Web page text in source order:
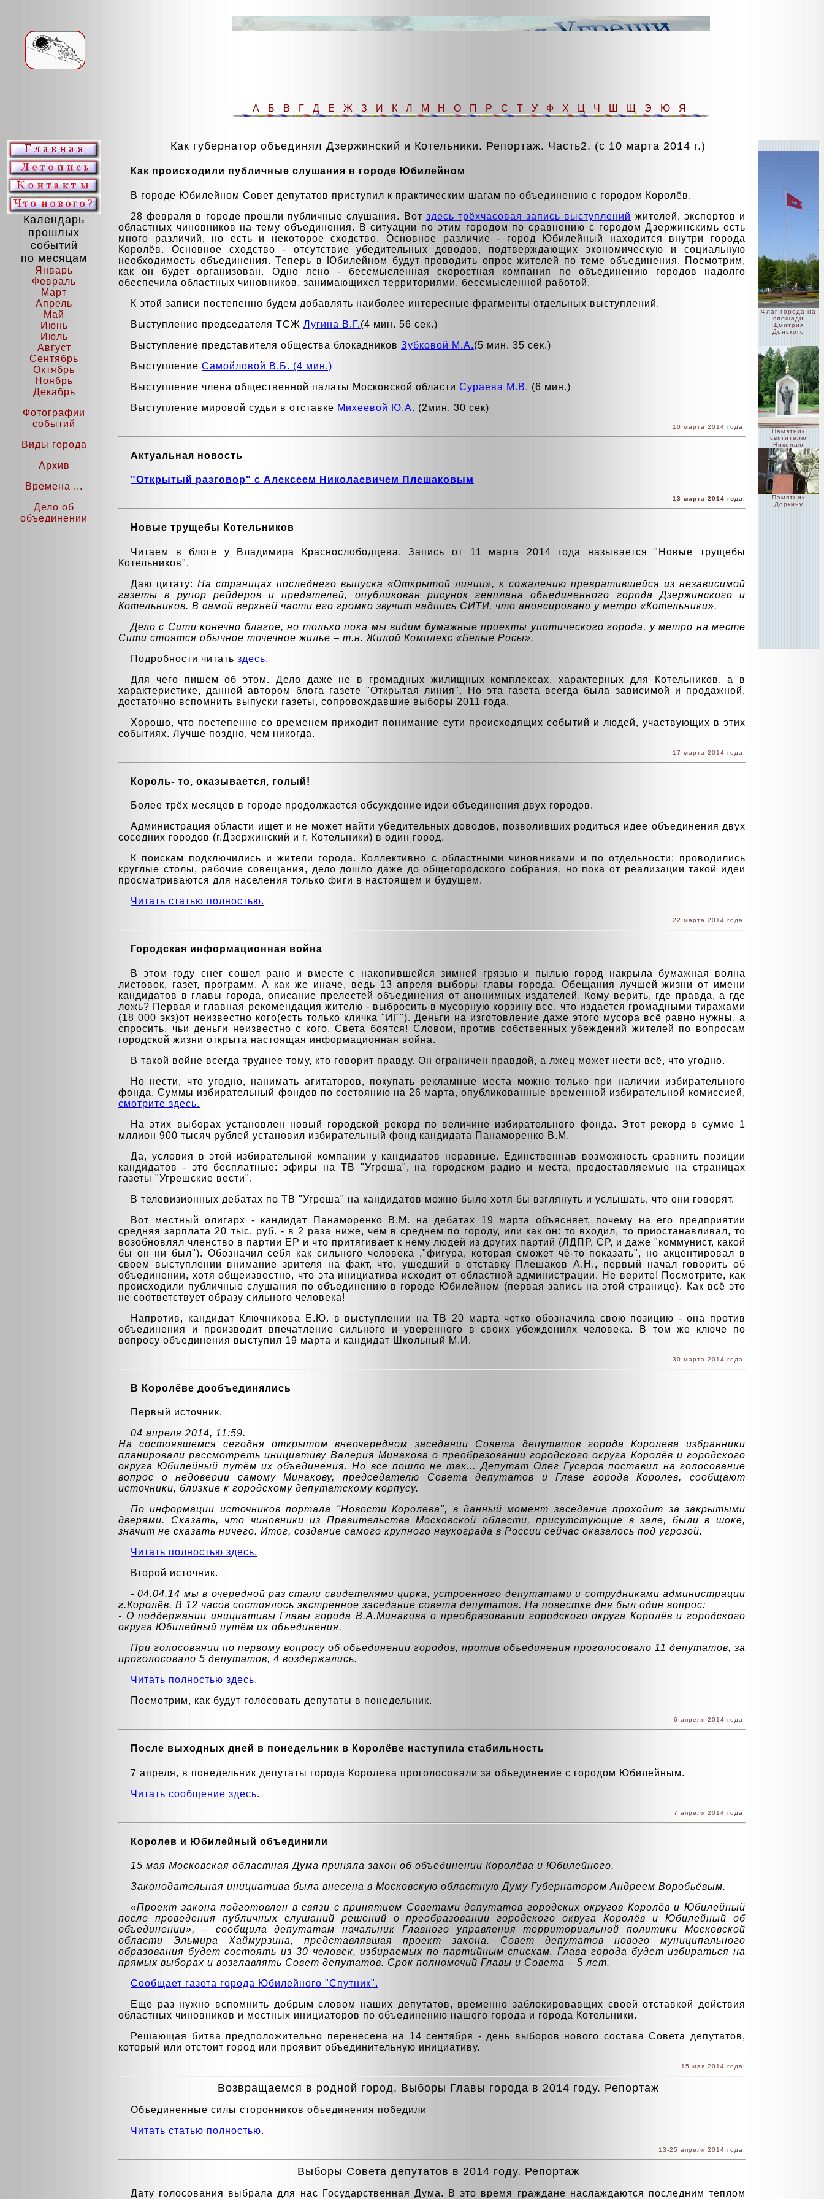
А Б В Г Д Е Ж З И К Л М Н О П Р С Т У Ф Х Ц Ч Ш Щ Э Ю Я
Календарь
прошлых
событий
по месяцам
Январь
Февраль
Март
Апрель
Май
Июнь
Июль
Август
Сентябрь
Октябрь
Ноябрь
Декабрь
Фотографии
событий
Виды города
Архив
Времена ...
Дело об
объединении
Как губернатор объединял Дзержинский и Котельники. Репортаж. Часть2. (с 10 марта 2014 г.)
Как происходили публичные слушания в городе Юбилейном
В городе Юбилейном Совет депутатов приступил к практическим шагам по объединению с городом Королёв.
28 февраля в городе прошли публичные слушания. Вот здесь трёхчасовая запись выступлений жителей, экспертов и
областных чиновников на тему объединения. В ситуации по этим городом по сравнению с городом Дзержинскимь есть
много различий, но есть и некоторое сходство. Основное различие - город Юбилейный находится внутри города
Королёв. Основное сходство - отсутствие убедительных доводов, подтверждающих экономическую и социальную
необходимость объединения. Теперь в Юбилейном будут проводить опрос жителей по теме объединения. Посмотрим,
как он будет организован. Одно ясно - бессмысленная скоростная компания по объединению городов надолго
обеспечила областных чиновников, занимающихся территориями, бессмысленной работой.
К этой записи постепенно будем добавлять наиболее интересные фрагменты отдельных выступлений.
Выступление председателя ТСЖ Лугина В.Г.(4 мин. 56 сек.)
Выступление представителя общества блокадников Зубковой М.А.(5 мин. 35 сек.)
Выступление Самойловой В.Б. (4 мин.)
Выступление члена общественной палаты Московской области Сураева М.В. (6 мин.)
Выступление мировой судьи в отставке Михеевой Ю.А. (2мин. 30 сек)
10 марта 2014 года.
Актуальная новость
"Открытый разговор" с Алексеем Николаевичем Плешаковым
13 марта 2014 года.
Новые трущебы Котельников
Читаем в блоге у Владимира Красноcлободцева. Запись от 11 марта 2014 года называется "Новые трущебы
Котельников".
Даю цитату: На страницах последнего выпуска «Открытой линии», к сожалению превратившейся из независимой
газеты в рупор рейдеров и предателей, опубликован рисунок генплана объединенного города Дзержинского и
Котельников. В самой верхней части его громко звучит надпись СИТИ, что анонсировано у метро «Котельники».
Дело с Сити конечно благое, но только пока мы видим бумажные проекты употического города, у метро на месте
Сити стоятся обычное точечное жилье – т.н. Жилой Комплекс «Белые Росы».
Подробности читать здесь.
Для чего пишем об этом. Дело даже не в громадных жилищных комплексах, характерных для Котельников, а в
характеристике, данной автором блога газете "Открытая линия". Но эта газета всегда была зависимой и продажной,
достаточно вспомнить выпуски газеты, сопровождавшие выборы 2011 года.
Хорошо, что постепенно со временем приходит понимание сути происходящих событий и людей, участвующих в этих
событиях. Лучше поздно, чем никогда.
17 марта 2014 года.
Король- то, оказывается, голый!
Более трёх месяцев в городе продолжается обсуждение идеи объединения двух городов.
Администрация области ищет и не может найти убедительных доводов, позволивших родиться идее объединения двух
соседних городов (г.Дзержинский и г. Котельники) в один город.
К поискам подключились и жители города. Коллективно с областными чиновниками и по отдельности: проводились
круглые столы, рабочие совещания, дело дошло даже до общегородского собрания, но пока от реализации такой идеи
просматриваются для населения только фиги в настоящем и будущем.
Читать статью полностью.
22 марта 2014 года.
Городская информационная война
В этом году снег сошел рано и вместе с накопившейся зимней грязью и пылью город накрыла бумажная волна
листовок, газет, программ. А как же иначе, ведь 13 апреля выборы главы города. Обещания лучшей жизни от имени
кандидатов в главы города, описание прелестей объединения от анонимных издателей. Кому верить, где правда, а где
ложь? Первая и главная рекомендация жителю - выбросить в мусорную корзину все, что издается громадными тиражами
(18 000 экз)от неизвестно кого(есть только кличка "ИГ"). Деньги на изготовление даже этого мусора всё равно нужны, а
спросить, чьи деньги неизвестно с кого. Света боятся! Словом, против собственных убеждений жителей по вопросам
городской жизни открыта настоящая информационная война.
В такой войне всегда труднее тому, кто говорит правду. Он ограничен правдой, а лжец может нести всё, что угодно.
Но нести, что угодно, нанимать агитаторов, покупать рекламные места можно только при наличии избирательного
фонда. Суммы избирательный фондов по состоянию на 26 марта, опубликованные временной избирательной комиссией,
смотрите здесь.
На этих выборах установлен новый городской рекорд по величине избирательного фонда. Этот рекорд в сумме 1
мллион 900 тысяч рублей установил избирательный фонд кандидата Панаморенко В.М.
Да, условия в этой избирательной компании у кандидатов неравные. Единственнав возможность сравнить позиции
кандидатов - это бесплатные: эфиры на ТВ "Угреша", на городском радио и места, предоставляемые на страницах
газеты "Угрешские вести".
В телевизионных дебатах по ТВ "Угреша" на кандидатов можно было хотя бы взглянуть и услышать, что они говорят.
Вот местный олигарх - кандидат Панаморенко В.М. на дебатах 19 марта объясняет, почему на его предприятии
средняя зарплата 20 тыс. руб. - в 2 раза ниже, чем в среднем по городу, или как он: то входил, то приостанавливал, то
возобновлял членство в партии ЕР и что притягивает к нему людей из других партий (ЛДПР, СР, и даже "коммунист, какой
бы он ни был"). Обозначил себя как сильного человека ,"фигура, которая сможет чё-то показать", но акцентировал в
своем выступлении внимание зрителя на факт, что, ушедший в отставку Плешаков А.Н., первый начал говорить об
объединении, хотя общеизвестно, что эта инициатива исходит от областной администрации. Не верите! Посмотрите, как
происходили публичные слушания по объединению в городе Юбилейном (первая запись на этой странице). Как всё это
не соответствует образу сильного человека!
Напротив, кандидат Ключникова Е.Ю. в выступлении на ТВ 20 марта четко обозначила свою позицию - она против
объединения и производит впечатление сильного и уверенного в своих убеждениях человека. В том же ключе по
вопросу объединения выступил 19 марта и кандидат Школьный М.И.
30 марта 2014 года.
В Королёве дообъединялись
Первый источник.
04 апреля 2014, 11:59.
На состоявшемся сегодня открытом внеочередном заседании Совета депутатов города Королева избранники
планировали рассмотреть инициативу Валерия Минакова о преобразовании городского округа Королёв и городского
округа Юбилейный путём их объединения. Но все пошло не так... Депутат Олег Гусаров поставил на голосование
вопрос о недоверии самому Минакову, председателю Совета депутатов и Главе города Королев, сообщают
источники, близкие к городскому депутатскому корпусу.
По информации источников портала "Новости Королева", в данный момент заседание проходит за закрытыми
дверями. Сказать, что чиновники из Правительства Московской области, присутстующие в зале, были в шоке,
значит не сказать ничего. Итог, создание самого крупного наукограда в России сейчас оказалось под угрозой.
Читать полностью здесь.
Второй источник.
- 04.04.14 мы в очередной раз стали свидетелями цирка, устроенного депутатами и сотрудниками администрации
г.Королёв. В 12 часов состоялось экстренное заседание совета депутатов. На повестке дня был один вопрос:
- О поддержании инициативы Главы города В.А.Минакова о преобразовании городского округа Королёв и городского
округа Юбилейный путём их объединения.
При голосовании по первому вопросу об объединении городов, против объединения проголосовало 11 депутатов, за
проголосовало 5 депутатов, 4 воздержались.
Читать полностью здесь.
Посмотрим, как будут голосовать депутаты в понедельник.
6 апреля 2014 года.
После выходных дней в понедельник в Королёве наступила стабильность
7 апреля, в понедельник депутаты города Королева проголосовали за объединение с городом Юбилейным.
Читать сообщение здесь.
7 апреля 2014 года.
Королев и Юбилейный объединили
15 мая Московская областная Дума приняла закон об объединении Королёва и Юбилейного.
Законодательная инициатива была внесена в Московскую областную Думу Губернатором Андреем Воробьёвым.
«Проект закона подготовлен в связи с принятием Советами депутатов городских округов Королёв и Юбилейный
после проведения публичных слушаний решений о преобразовании городского округа Королёв и Юбилейный об
объединении», – сообщила депутатам начальник Главного управления территориальной политики Московской
области Эльмира Хаймурзина, представлявшая проект закона. Совет депутатов нового муниципального
образования будет состоять из 30 человек, избираемых по партийным спискам. Глава города будет избираться на
прямых выборах и возглавлять Совет депутатов. Срок полномочий Главы и Совета – 5 лет.
Сообщает газета города Юбилейного "Спутник".
Еще раз нужно вспомнить добрым словом наших депутатов, временно заблокировавщих своей отставкой действия
областных чиновников и местных инициаторов по объединению нашего города и города Котельники.
Решающая битва предположительно перенесена на 14 сентября - день выборов нового состава Совета депутатов,
который или отстоит город или проявит объединительную инициативу.
15 мая 2014 года.
Возвращаемся в родной город. Выборы Главы города в 2014 году. Репортаж
Объединенные силы сторонников объединения победили
Читать статью полностью.
13-25 апреля 2014 года.
Выборы Совета депутатов в 2014 году. Репортаж
Дату голосования выбрала для нас Государственная Дума. В это время граждане наслаждаются последним теплом
Флаг города на
площади
Дмитрия
Донского
Памятник
святителю
Николаю
Памятник
Доркину